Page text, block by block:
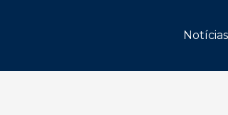
Notícias